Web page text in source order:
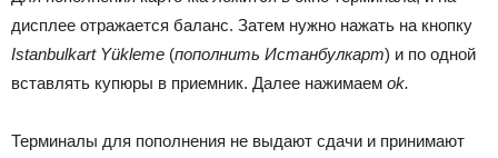
дисплее отражается баланс. Затем нужно нажать на кнопку
Istanbulkart Yükleme (пополнить Истанбулкарт) и по одной
вставлять купюры в приемник. Далее нажимаем ok.
Терминалы для пополнения не выдают сдачи и принимают